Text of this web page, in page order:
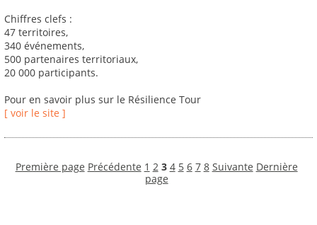
Chiffres clefs :
47 territoires,
340 événements,
500 partenaires territoriaux,
20 000 participants.
Pour en savoir plus sur le Résilience Tour
[ voir le site ]
Première page Précédente 1 2 3 4 5 6 7 8 Suivante Dernière
page